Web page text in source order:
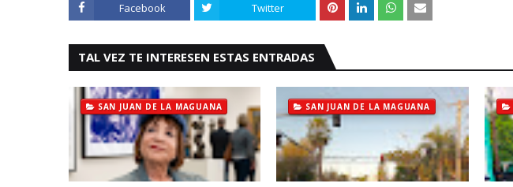
Facebook Twitter
TAL VEZ TE INTERESEN ESTAS ENTRADAS
SAN JUAN DE LA MAGUANA SAN JUAN DE LA MAGUANA